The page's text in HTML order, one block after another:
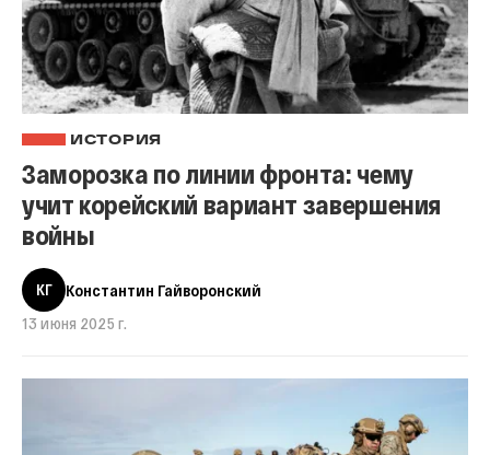
ИСТОРИЯ
Заморозка по линии фронта: чему
учит корейский вариант завершения
войны
КГ
Константин Гайворонский
13 июня 2025 г.